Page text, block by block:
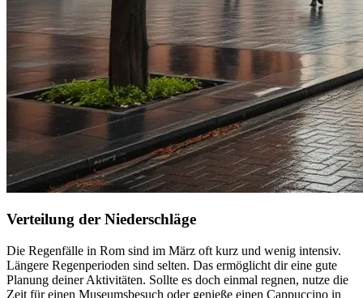
Verteilung der Niederschläge
Die Regenfälle in Rom sind im März oft kurz und wenig intensiv.
Längere Regenperioden sind selten. Das ermöglicht dir eine gute
Planung deiner Aktivitäten. Sollte es doch einmal regnen, nutze die
Zeit für einen Museumsbesuch oder genieße einen Cappuccino in